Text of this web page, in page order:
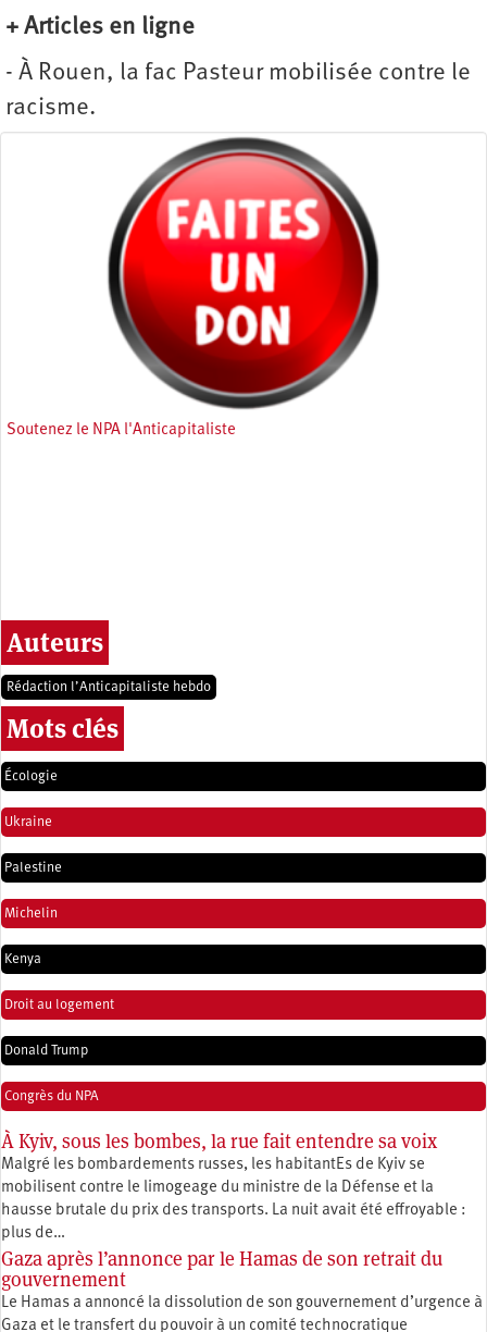
+ Articles en ligne
- À Rouen, la fac Pasteur mobilisée contre le
racisme.
Soutenez le NPA l'Anticapitaliste
Auteurs
Rédaction l’Anticapitaliste hebdo
Mots clés
Écologie
Ukraine
Palestine
Michelin
Kenya
Droit au logement
Donald Trump
Congrès du NPA
À Kyiv, sous les bombes, la rue fait entendre sa voix
Malgré les bombardements russes, les habitantEs de Kyiv se
mobilisent contre le limogeage du ministre de la Défense et la
hausse brutale du prix des transports. La nuit avait été effroyable :
plus de…
Gaza après l’annonce par le Hamas de son retrait du
gouvernement
Le Hamas a annoncé la dissolution de son gouvernement d’urgence à
Gaza et le transfert du pouvoir à un comité technocratique